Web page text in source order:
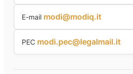
E-mail modi@modiq.it
PEC modi.pec@legalmail.it